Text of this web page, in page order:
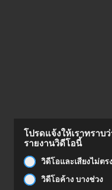
โปรดแจ้งให้เราทราบ
รายงานวิดีโอนี้
วิดีโอและเสียงไม่ตร
วิดีโอค้าง บางช่วง